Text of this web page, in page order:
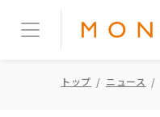
トップ ニュース